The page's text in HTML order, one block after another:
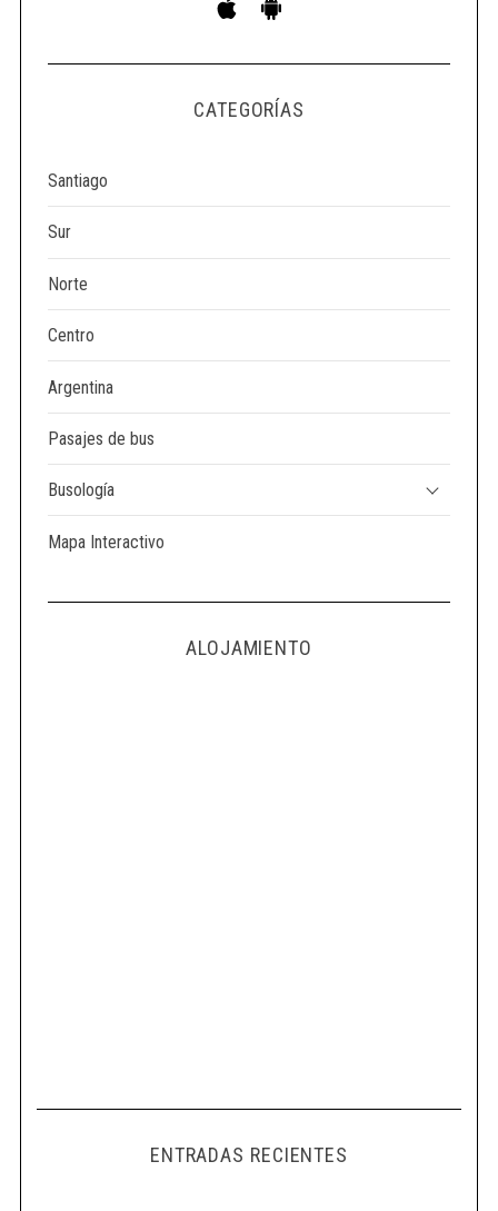
CATEGORÍAS
Santiago
Sur
Norte
Centro
Argentina
Pasajes de bus
Busología
Mapa Interactivo
ALOJAMIENTO
ENTRADAS RECIENTES